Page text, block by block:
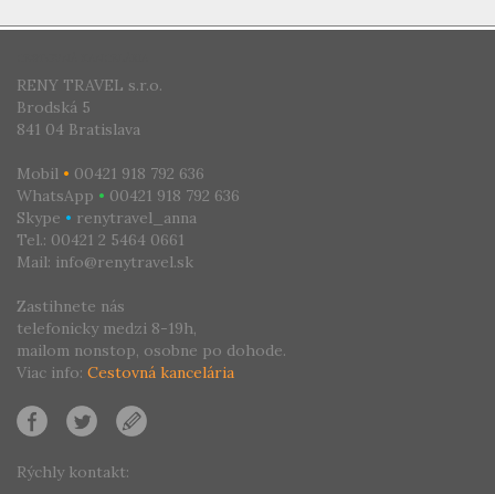
RENY TRAVEL s.r.o.
Brodská 5
841 04 Bratislava
Mobil • 00421 918 792 636
WhatsApp • 00421 918 792 636
Skype • renytravel_anna
Tel.: 00421 2 5464 0661
Mail: info@renytravel.sk
Zastihnete nás
telefonicky medzi 8-19h,
mailom nonstop, osobne po dohode.
Viac info: Cestovná kancelária
Rýchly kontakt: